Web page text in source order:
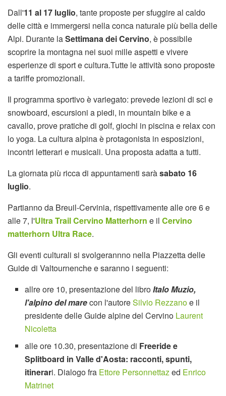
Dall'11 al 17 luglio, tante proposte per sfuggire al caldo
delle città e immergersi nella conca naturale più bella delle
Alpi. Durante laSettimana dei Cervino, è possibile
scoprire la montagna nei suoi mille aspetti e vivere
esperienze di sport e cultura.Tutte le attività sono proposte
a tariffe promozionali.
Il programma sportivo è variegato: prevede lezioni di sci e
snowboard, escursioni a piedi, in mountain bike e a
cavallo, prove pratiche di golf, giochi in piscina e relax con
lo yoga. La cultura alpina è protagonista in esposizioni,
incontri letterari e musicali. Una proposta adatta a tutti.
La giornata più ricca di appuntamenti saràsabato 16
luglio.
Partianno da Breuil-Cervinia, rispettivamente alle ore 6 e
alle 7, l'Ultra Trail Cervino Matterhorn e il Cervino
matterhorn Ultra Race.
Gli eventi culturali si svolgerannno nella Piazzetta delle
Guide di Valtournenche e saranno i seguenti:
allre ore 10, presentazione del libroItalo Muzio,
l'alpino del marecon l'autoreSilvio Rezzanoe il
presidente delle Guide alpine del Cervino Laurent
Nicoletta
alle ore 10.30, presentazione di Freeride e
Splitboard in Valle d'Aosta: racconti, spunti,
itinerari. Dialogo fra Ettore Personnettazed Enrico
Matrinet